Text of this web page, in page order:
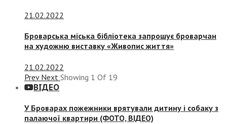
21.02.2022
Броварська міська бібліотека запрошує броварчан
на художню виставку «Живопис життя»
21.02.2022
Prev Next Showing 1 Of 19
ВІДЕО
У Броварах пожежники врятували дитину і собаку з
палаючої квартири (ФОТО, ВІДЕО)